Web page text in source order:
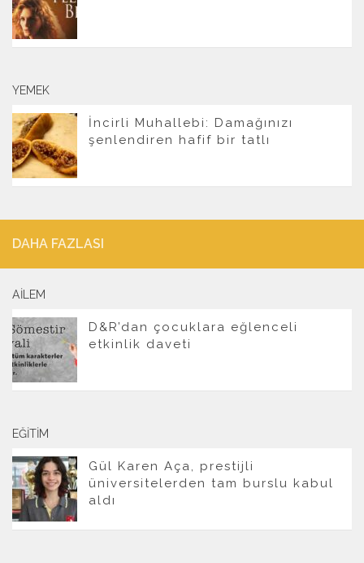
YEMEK
İncirli Muhallebi: Damağınızı
şenlendiren hafif bir tatlı
DAHA FAZLASI
AILEM
D&R’dan çocuklara eğlenceli
etkinlik daveti
EĞITIM
Gül Karen Aça, prestijli
üniversitelerden tam burslu kabul
aldı